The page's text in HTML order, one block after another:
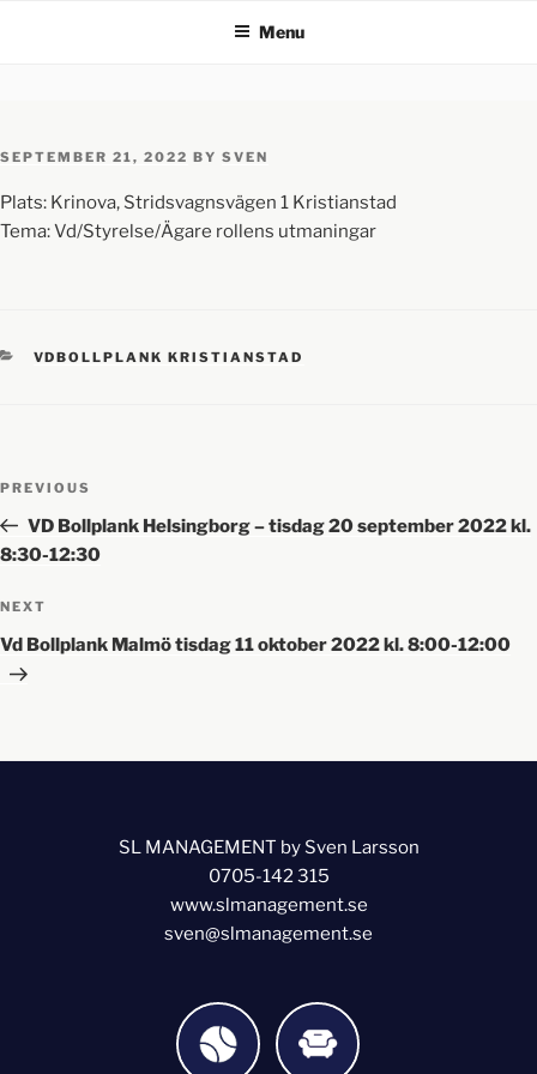
Menu
SEPTEMBER 21, 2022 BY SVEN
Plats: Krinova, Stridsvagnsvägen 1 Kristianstad
Tema: Vd/Styrelse/Ägare rollens utmaningar
VDBOLLPLANK KRISTIANSTAD
PREVIOUS
VD Bollplank Helsingborg – tisdag 20 september 2022 kl.
8:30-12:30
NEXT
Vd Bollplank Malmö tisdag 11 oktober 2022 kl. 8:00-12:00
SL MANAGEMENT by Sven Larsson
0705-142 315
www.slmanagement.se
sven@slmanagement.se